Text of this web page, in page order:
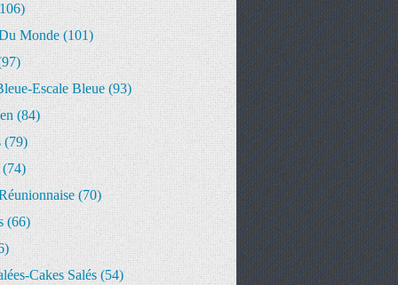
Monde(101)
Escale Bleue(93)
(84)
(79)
(74)
(70)
(66)
Cakes Salés(54)